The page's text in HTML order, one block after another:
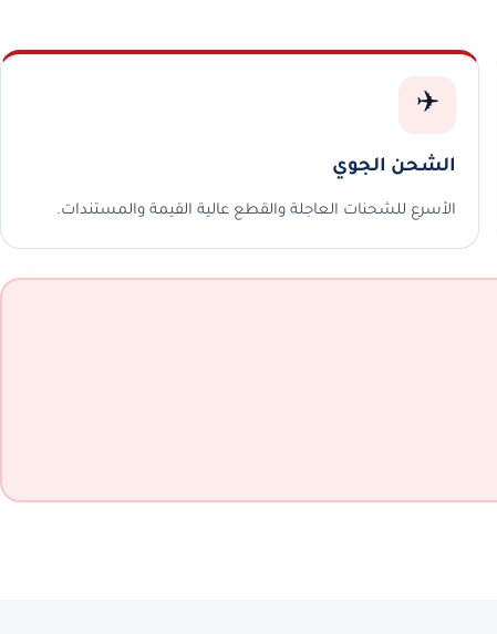
✈️
الشحن الجوي
الأسرع للشحنات العاجلة والقطع عالية القيمة والمستندات.